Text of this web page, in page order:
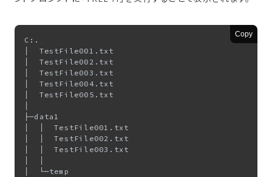
Copy
C:.
│
│  TestFile002.txt
│  TestFile003.txt
│  TestFile004.txt
│  TestFile005.txt
├─data1
│  │  TestFile001.txt
│  │  TestFile002.txt
│  │  TestFile003.txt
│  └─temp